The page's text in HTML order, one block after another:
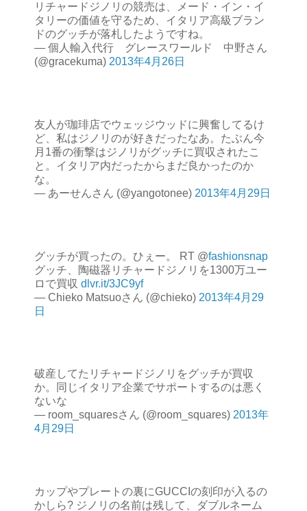
リチャードジノリの競売は、メード・イン・イ
タリーの価値を守るため、イタリア高級ブラン
ドのグッチが落札したようですね。
— 個人輸入代行 グレースワールド 中野さん
(@gracekuma) 2013年4月26日
友人が珈琲店でウェッジウッドに興奮してるけ
ど、私はジノリのが好きだったなあ。たぶん今
月1番の衝撃はジノリがグッチに買収されたこ
と。イタリア内だったからまだ良かったのか
な。
— あーせんさん (@yangotonee) 2013年4月29日
グッチが買ったの。ひぇー。 RT @fashionsnap
グッチ、陶磁器リチャードジノリを1300万ユー
ロで買収 dlvr.it/3JC9yf
— Chieko Matsuoさん (@chieko) 2013年4月29
日
破産してたリチャードジノリをグッチが買収
か。同じイタリア企業でサポートするのは悪く
ないな
— room_squaresさん (@room_squares) 2013年
4月29日
カップやプレートの裏にGUCCIの刻印が入るの
かしら? ジノリの名前は残して、ダブルネーム